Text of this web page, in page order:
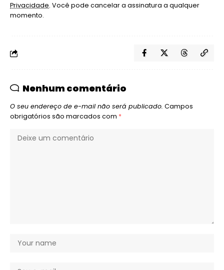
Privacidade. Você pode cancelar a assinatura a qualquer
momento.
Nenhum comentário
O seu endereço de e-mail não será publicado. Campos
obrigatórios são marcados com *